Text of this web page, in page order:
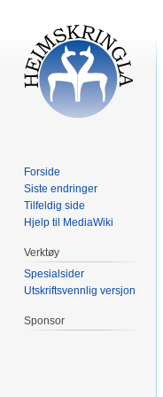
Forside
Siste endringer
Tilfeldig side
Hjelp til MediaWiki
Verktøy
Spesialsider
Utskriftsvennlig versjon
Sponsor